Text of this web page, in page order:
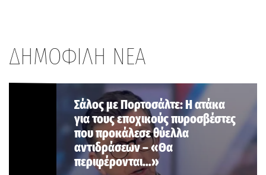
ΔΗΜΟΦΙΛΗ ΝΕΑ
Σάλος με Πορτοσάλτε: Η ατάκα
για τους εποχικούς πυροσβέστες
που προκάλεσε θύελλα
αντιδράσεων – «Θα
περιφέρονται…»